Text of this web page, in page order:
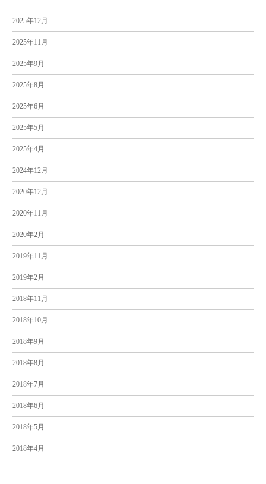
2025年12月
2025年11月
2025年9月
2025年8月
2025年6月
2025年5月
2025年4月
2024年12月
2020年12月
2020年11月
2020年2月
2019年11月
2019年2月
2018年11月
2018年10月
2018年9月
2018年8月
2018年7月
2018年6月
2018年5月
2018年4月